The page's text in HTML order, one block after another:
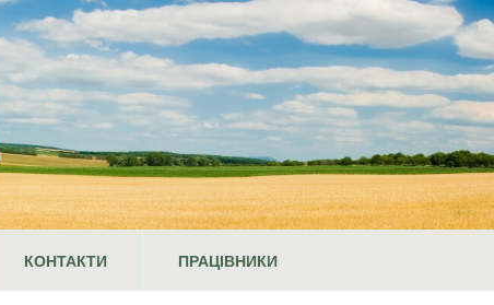
КОНТАКТИ ПРАЦІВНИКИ